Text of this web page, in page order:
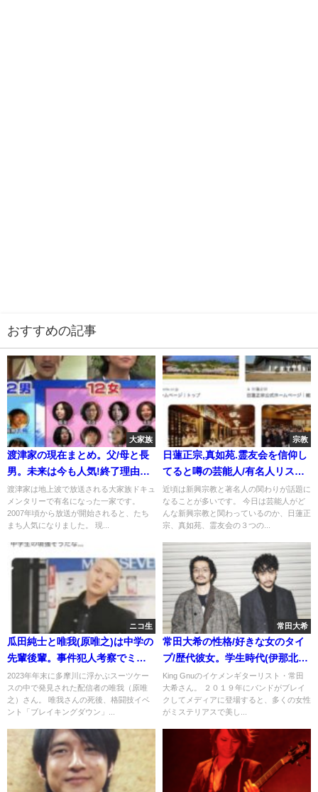
おすすめの記事
大家族
渡津家の現在まとめ。父/母と長
男。未来は今も人気!終了理由に
逮捕や離婚説
渡津家は地上波で放送される大家族ドキュ
メンタリーで有名になった一家です。
2007年頃から放送が開始されると、たち
まち人気になりました。 現...
宗教
日蓮正宗,真如苑.霊友会を信仰し
てると噂の芸能人/有名人リス
ト。木村拓哉は嘘？
近頃は新興宗教と著名人の関わりが話題に
なることが多いです。 今日は芸能人がど
んな新興宗教と関わっているのか、日蓮正
宗、真如苑、霊友会の３つの...
ニコ生
瓜田純士と唯我(原唯之)は中学の
先輩後輩。事件犯人考察でミク
パパやみやび説否定
2023年年末に多摩川に浮かぶスーツケー
スの中で発見された配信者の唯我（原唯
之）さん。 唯我さんの死後、格闘技イベ
ント「ブレイキングダウン」...
常田大希
常田大希の性格/好きな女のタイ
プ/歴代彼女。学生時代(伊那北高
校)からｶｯｺｲｲ(卒ｱﾙ)
King Gnuのイケメンギターリスト・常田
大希さん。 ２０１９年にバンドがブレイ
クしてメディアに登場すると、多くの女性
がミステリアスで美し...